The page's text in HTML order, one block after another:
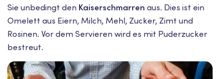
Sie unbedingt den Kaiserschmarren aus. Dies ist ein
Omelett aus Eiern, Milch, Mehl, Zucker, Zimt und
Rosinen. Vor dem Servieren wird es mit Puderzucker
bestreut.